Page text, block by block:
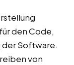
den Code,
der Software.
von